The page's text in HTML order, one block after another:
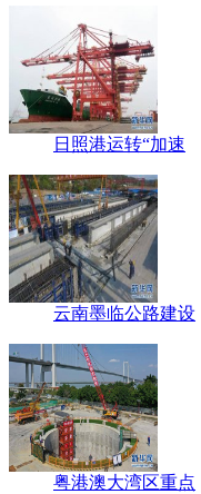
日照港运转“加速
云南墨临公路建设
粤港澳大湾区重点